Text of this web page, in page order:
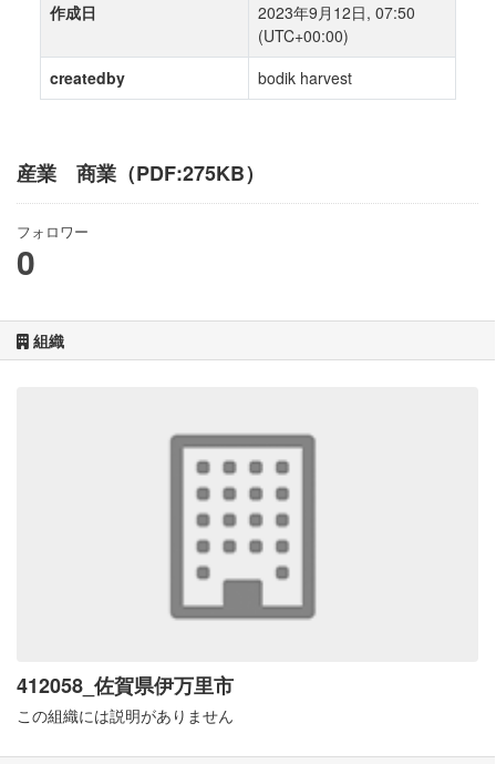
産業 商業（PDF:275KB）
フォロワー
0
組織
412058_佐賀県伊万里市
この組織には説明がありません
作成日
2023年9月12日, 07:50
(UTC+00:00)
createdby
bodik harvest